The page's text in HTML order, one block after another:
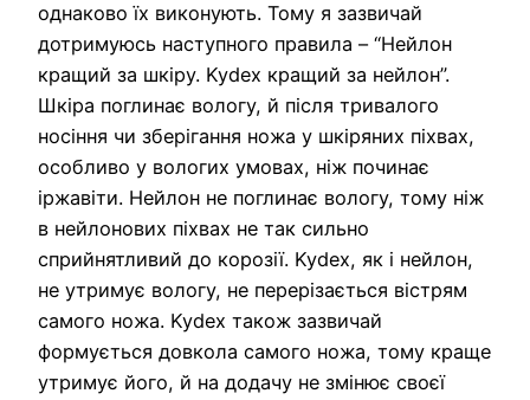
однаково їх виконують. Тому я зазвичай
дотримуюсь наступного правила – “Нейлон
кращий за шкіру. Kydex кращий за нейлон”.
Шкіра поглинає вологу, й після тривалого
носіння чи зберігання ножа у шкіряних піхвах,
особливо у вологих умовах, ніж починає
іржавіти. Нейлон не поглинає вологу, тому ніж
в нейлонових піхвах не так сильно
сприйнятливий до корозії. Kydex, як і нейлон,
не утримує вологу, не перерізається вістрям
самого ножа. Kydex також зазвичай
формується довкола самого ножа, тому краще
утримує його, й на додачу не змінює своєї